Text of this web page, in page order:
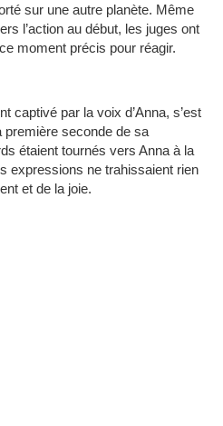
sur une autre planète. Même
l’action au début, les juges ont
moment précis pour réagir.
captivé par la voix d’Anna, s’est
première seconde de sa
étaient tournés vers Anna à la
expressions ne trahissaient rien
et de la joie.